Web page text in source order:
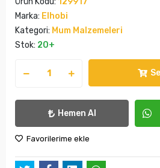
Marka: Elhobi
Kategori: Mum Malzemeleri
Stok: 20+
Hemen Al
Favorilerime ekle